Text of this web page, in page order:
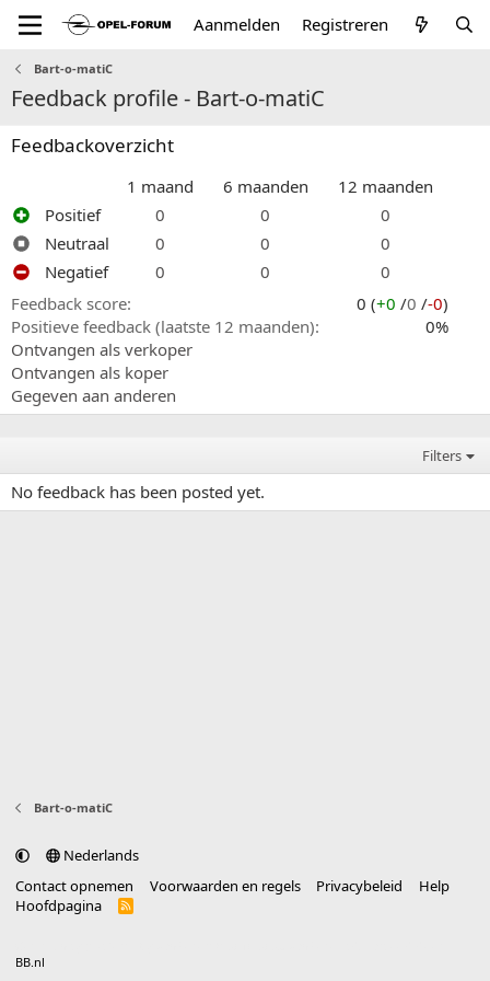
Aanmelden Registreren
Bart-o-matiC
Feedback profile - Bart-o-matiC
Feedbackoverzicht
1 maand 6 maanden
12 maanden
Positief
0 0
0
Neutraal
0 0
0
Negatief
0 0
0
Feedback score
0 (+0 /0 /-0)
Positieve feedback (laatste 12 maanden)
0%
Ontvangen als verkoper
Ontvangen als koper
Gegeven aan anderen
Filters
No feedback has been posted yet.
Bart-o-matiC
Nederlands
Contact opnemen
Voorwaarden en regels Privacybeleid
Help
Hoofdpagina
R
BB.nl